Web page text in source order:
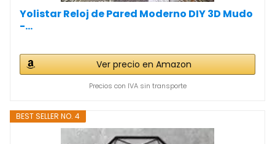
Yolistar Reloj de Pared Moderno DIY 3D Mudo
-...
Ver precio en Amazon
Precios con IVA sin transporte
BEST SELLER NO. 4